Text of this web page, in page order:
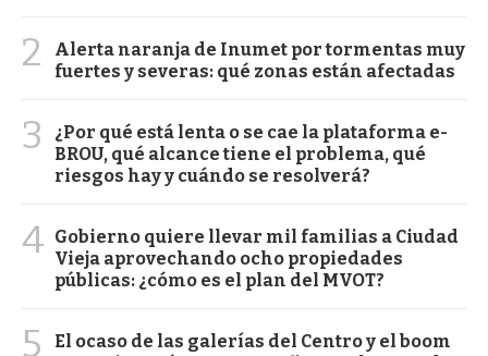
2
Alerta naranja de Inumet por tormentas muy
fuertes y severas: qué zonas están afectadas
3
¿Por qué está lenta o se cae la plataforma e-
BROU, qué alcance tiene el problema, qué
riesgos hay y cuándo se resolverá?
4 Gobierno quiere llevar mil familias a Ciudad
Vieja aprovechando ocho propiedades
públicas: ¿cómo es el plan del MVOT?
5
El ocaso de las galerías del Centro y el boom